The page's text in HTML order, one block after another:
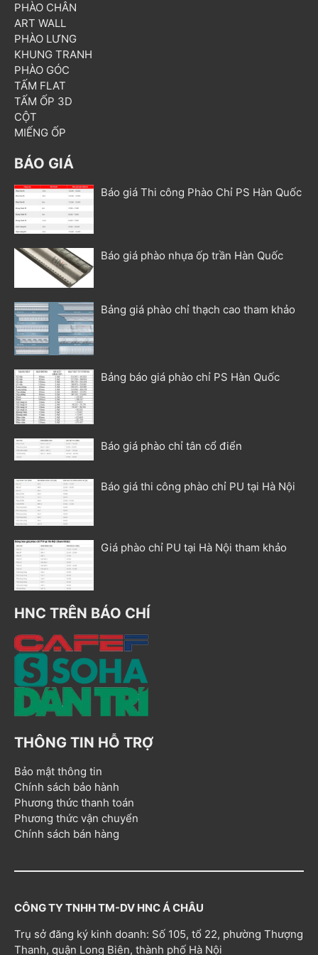
PHÀO CHÂN
ART WALL
PHÀO LƯNG
KHUNG TRANH
PHÀO GÓC
TẤM FLAT
TẤM ỐP 3D
CỘT
MIẾNG ỐP
BÁO GIÁ
Báo giá Thi công Phào Chỉ PS Hàn Quốc
Báo giá phào nhựa ốp trần Hàn Quốc
Bảng giá phào chỉ thạch cao tham khảo
Bảng báo giá phào chỉ PS Hàn Quốc
Báo giá phào chỉ tân cổ điển
Báo giá thi công phào chỉ PU tại Hà Nội
Giá phào chỉ PU tại Hà Nội tham khảo
HNC TRÊN BÁO CHÍ
THÔNG TIN HỖ TRỢ
Bảo mật thông tin
Chính sách bảo hành
Phương thức thanh toán
Phương thức vận chuyển
Chính sách bán hàng
CÔNG TY TNHH TM-DV HNC Á CHÂU
Trụ sở đăng ký kinh doanh: Số 105, tổ 22, phường Thượng
Thanh, quận Long Biên, thành phố Hà Nội